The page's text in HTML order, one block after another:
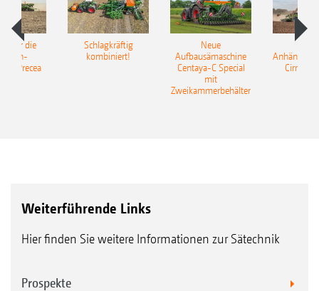
für die
Precea
Schlagkräftig
kombiniert!
Neue
Aufbausämaschine
Centaya-C Special
mit
Zweikammerbehälter
Cirrus
Weiterführende Links
Hier finden Sie weitere Informationen zur Sätechnik
Prospekte